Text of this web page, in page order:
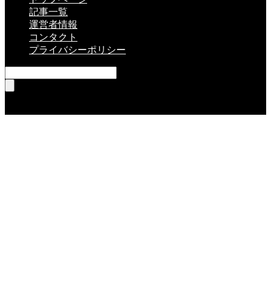
記事一覧
運営者情報
コンタクト
プライバシーポリシー